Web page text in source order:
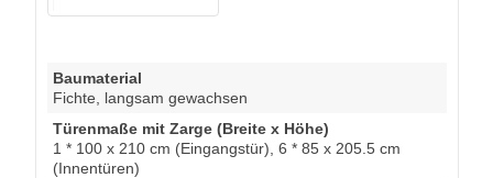
Baumaterial
Fichte, langsam gewachsen
Türenmaße mit Zarge (Breite x Höhe)
1 * 100 x 210 cm (Eingangstür), 6 * 85 x 205.5 cm
(Innentüren)